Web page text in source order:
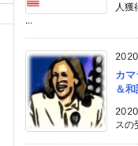
人獲
...
カ
＆
スの